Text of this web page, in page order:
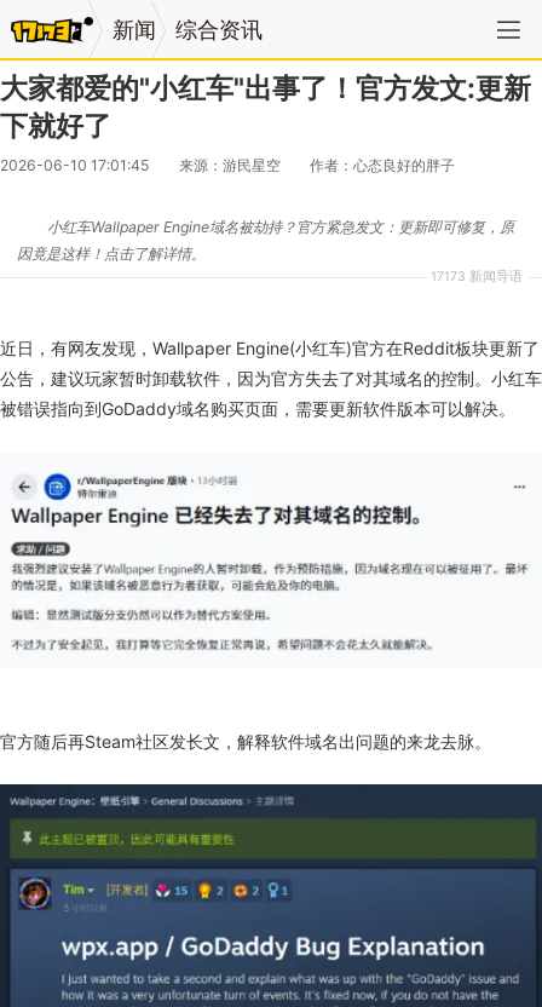
新闻 综合资讯
大家都爱的"小红车"出事了！官方发文:更新
下就好了
2026-06-10 17:01:45 来源：游民星空 作者：心态良好的胖子
17173 新闻导语
小红车Wallpaper Engine域名被劫持？官方紧急发文：更新即可修复，原
因竟是这样！点击了解详情。
近日，有网友发现，Wallpaper Engine(小红车)官方在Reddit板块更新了
公告，建议玩家暂时卸载软件，因为官方失去了对其域名的控制。小红车
被错误指向到GoDaddy域名购买页面，需要更新软件版本可以解决。
官方随后再Steam社区发长文，解释软件域名出问题的来龙去脉。